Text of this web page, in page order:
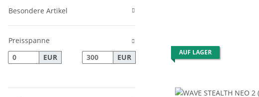
AUF LAGER
Besondere Artikel
Preisspanne
EUR
EUR